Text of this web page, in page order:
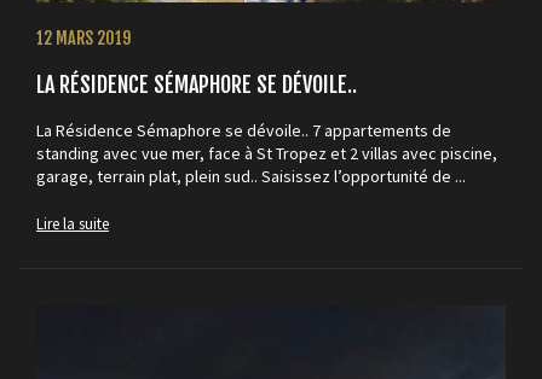
12 MARS 2019
LA RÉSIDENCE SÉMAPHORE SE DÉVOILE..
La Résidence Sémaphore se dévoile.. 7 appartements de
standing avec vue mer, face à St Tropez et 2 villas avec piscine,
garage, terrain plat, plein sud.. Saisissez l’opportunité de ...
Lire la suite